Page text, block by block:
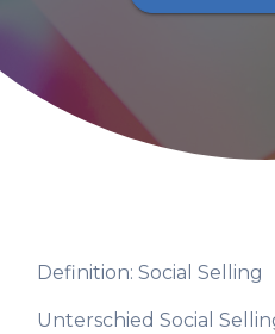
Definition: Social Selling
Unterschied Social